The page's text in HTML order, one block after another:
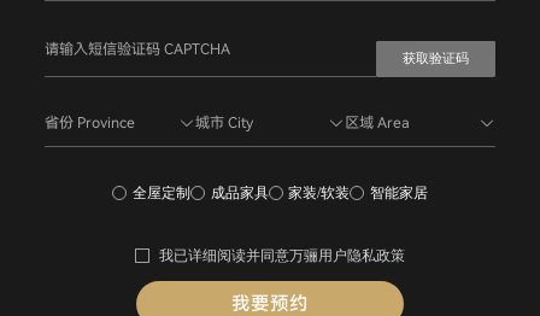
获取验证码
省份 Province 城市 City 区域 Area
全屋定制 成品家具 家装/软装 智能家居
我已详细阅读并同意万骊用户隐私政策
我要预约